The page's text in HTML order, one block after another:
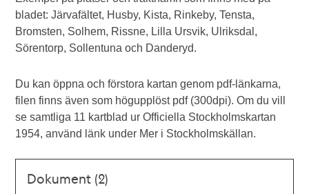
bladet: Järvafältet, Husby, Kista, Rinkeby, Tensta,
Bromsten, Solhem, Rissne, Lilla Ursvik, Ulriksdal,
Sörentorp, Sollentuna och Danderyd.
Du kan öppna och förstora kartan genom pdf-länkarna,
filen finns även som högupplöst pdf (300dpi). Om du vill
se samtliga 11 kartblad ur Officiella Stockholmskartan
1954, använd länk under Mer i Stockholmskällan.
Dokument (2)